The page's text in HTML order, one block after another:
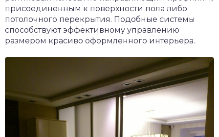
присоединенным к поверхности пола либо
потолочного перекрытия. Подобные системы
способствуют эффективному управлению
размером красиво оформленного интерьера.